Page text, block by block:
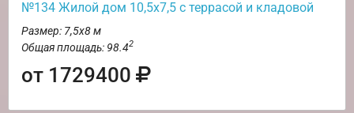
№134 Жилой дом 10,5х7,5 с террасой и кладовой
Размер: 7,5х8 м
Общая площадь: 98.42
от 1729400